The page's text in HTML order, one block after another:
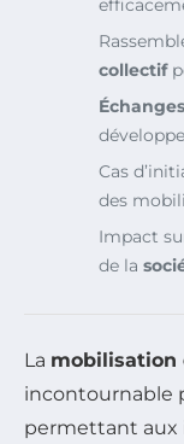
collectif
Échanges
Cas
des
Impact
de la
La mobilisation
incontournable
permettant aux